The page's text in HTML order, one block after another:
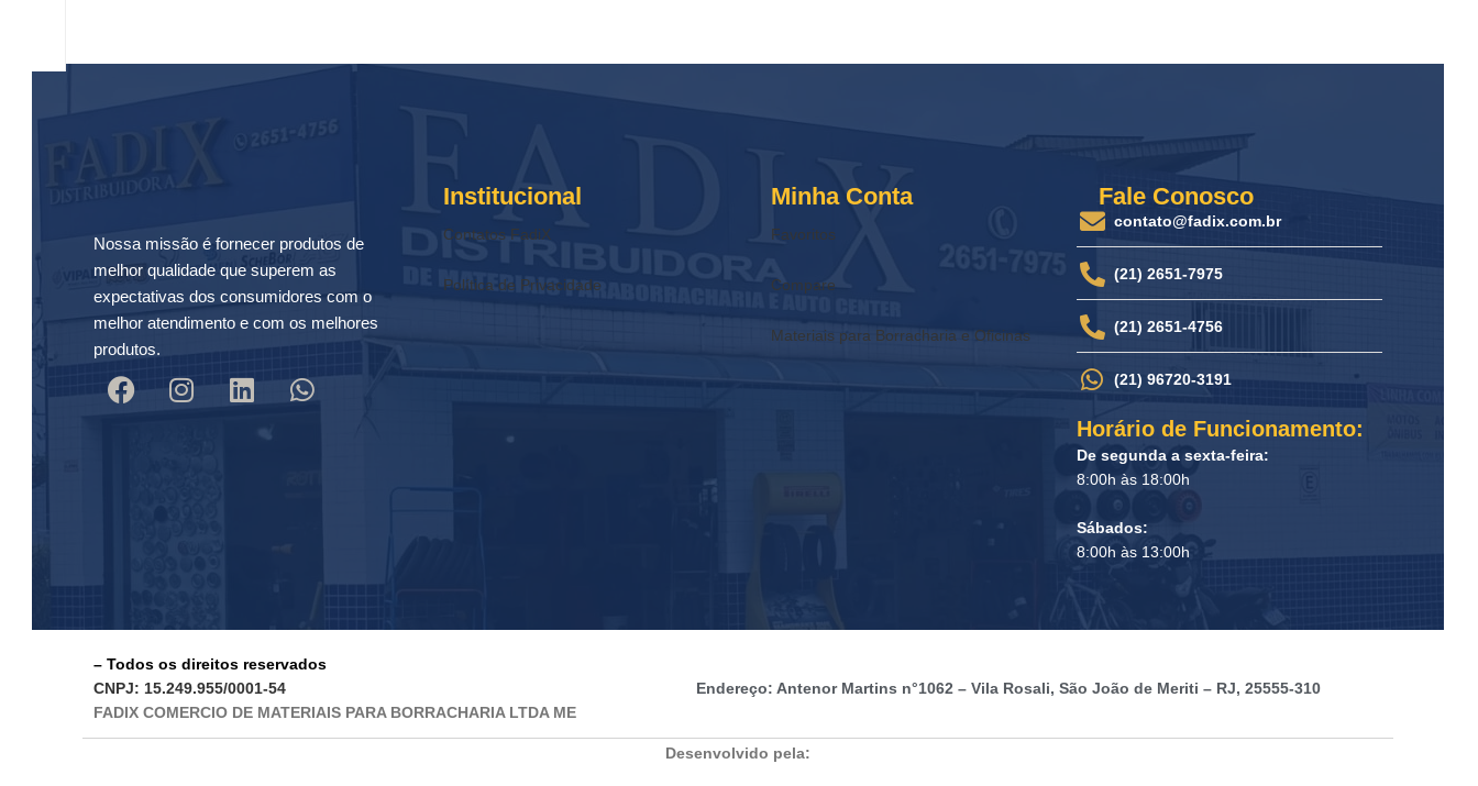
Nossa missão é fornecer produtos de
melhor qualidade que superem as
expectativas dos consumidores com o
melhor atendimento e com os melhores
produtos.
Institucional
Contatos FadiX
Política de Privacidade
Minha Conta
Favoritos
Compare
Materiais para Borracharia e Oficinas
Fale Conosco
contato@fadix.com.br
(21) 2651-7975
(21) 2651-4756
(21) 96720-3191
Horário de Funcionamento:
De segunda a sexta-feira:
8:00h às 18:00h
Sábados:
8:00h às 13:00h
– Todos os direitos reservados
CNPJ: 15.249.955/0001-54
FADIX COMERCIO DE MATERIAIS PARA BORRACHARIA LTDA ME
Endereço: Antenor Martins n°1062 – Vila Rosali, São João de Meriti – RJ, 25555-310
Desenvolvido pela: